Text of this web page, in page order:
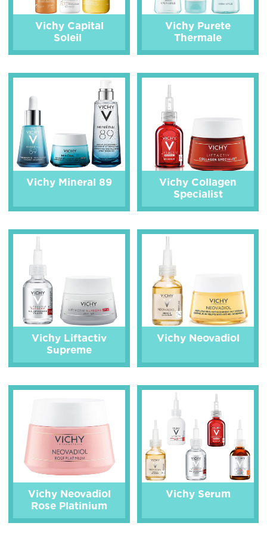
Vichy Capital
Soleil
Vichy Purete
Thermale
Vichy Mineral 89
Vichy Collagen
Specialist
Vichy Liftactiv
Supreme
Vichy Neovadiol
Vichy Neovadiol
Rose Platinium
Vichy Serum